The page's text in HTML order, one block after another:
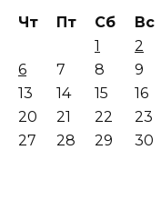
Чт Пт Сб
Вс
1
2
6 7 8
9
13 14 15
16
20 21 22
23
27 28 29
30